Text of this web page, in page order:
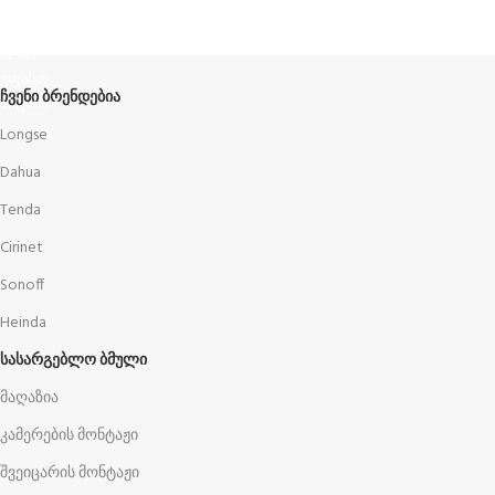
ᲩᲕᲔᲜᲘ ᲑᲠᲔᲜᲓᲔᲑᲘᲐ
Longse
Dahua
Tenda
Cirinet
Sonoff
Heinda
ᲡᲐᲡᲐᲠᲒᲔᲑᲚᲝ ᲑᲛᲣᲚᲘ
მაღაზია
კამერების მონტაჟი
შვეიცარის მონტაჟი